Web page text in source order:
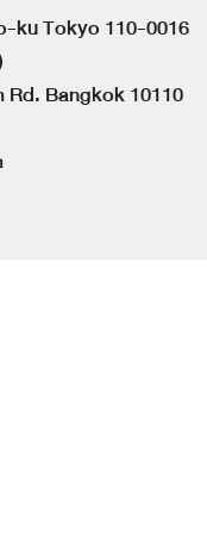
ku Tokyo 110-0016
Bangkok 10110